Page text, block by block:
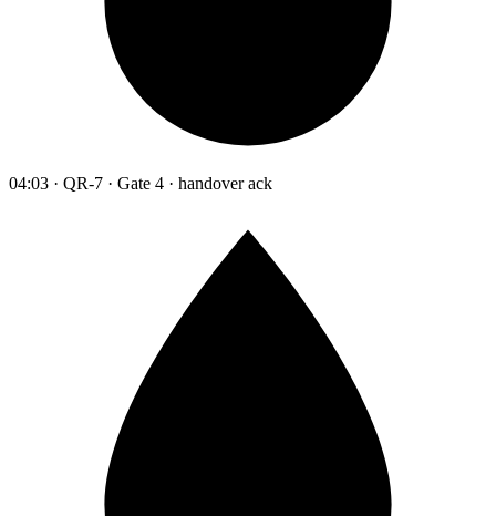
04:03 · QR-7 · Gate 4 · handover ack